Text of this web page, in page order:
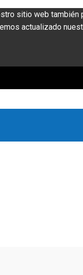
sitio web también
actualizado